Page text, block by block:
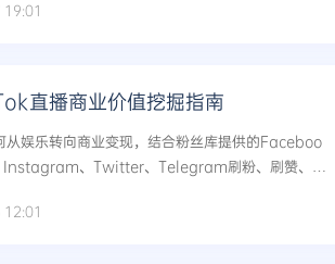
直播商业价值挖掘指南
娱乐转向商业变现，结合粉丝库提供的Faceboo
、Twitter、Telegram刷粉、刷赞、刷